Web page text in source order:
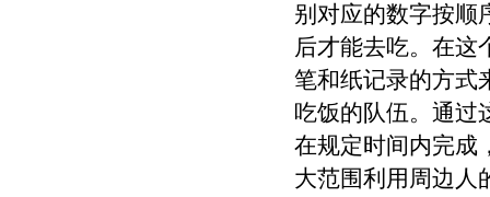
别对应的数字按顺
后才能去吃。在这
笔和纸记录的方式
吃饭的队伍。通过
在规定时间内完成
大范围利用周边人